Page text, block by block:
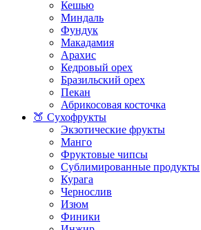
Кешью
Миндаль
Фундук
Макадамия
Арахис
Кедровый орех
Бразильский орех
Пекан
Абрикосовая косточка
🍑 Сухофрукты
Экзотические фрукты
Манго
Фруктовые чипсы
Сублимированные продукты
Курага
Чернослив
Изюм
Финики